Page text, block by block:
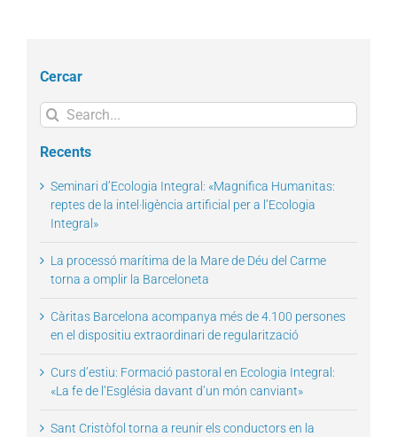
Cercar
Search
for:
Recents
Seminari d’Ecologia Integral: «Magnifica Humanitas:
reptes de la intel·ligència artificial per a l’Ecologia
Integral»
La processó marítima de la Mare de Déu del Carme
torna a omplir la Barceloneta
Càritas Barcelona acompanya més de 4.100 persones
en el dispositiu extraordinari de regularització
Curs d’estiu: Formació pastoral en Ecologia Integral:
«La fe de l’Església davant d’un món canviant»
Sant Cristòfol torna a reunir els conductors en la